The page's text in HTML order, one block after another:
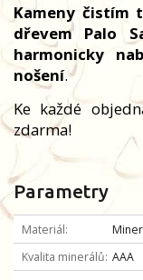
Kameny čistím
dřevem Palo
harmonicky
nošení.
Ke každé
zdarma!
Parametry
Materiál
Kvalita minerálů AAA